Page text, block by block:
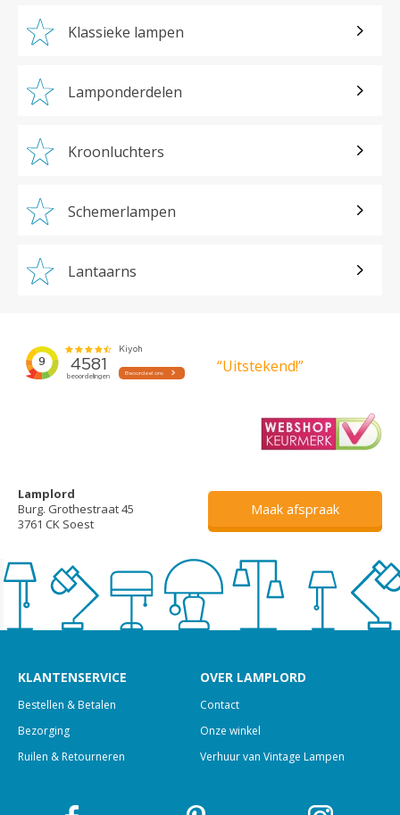
Klassieke lampen
Lamponderdelen
Kroonluchters
Schemerlampen
Lantaarns
“Uitstekend!”
Lamplord
Burg. Grothestraat 45
3761 CK Soest
Maak afspraak
KLANTENSERVICE
Bestellen & Betalen
Bezorging
Ruilen & Retourneren
OVER LAMPLORD
Contact
Onze winkel
Verhuur van Vintage Lampen